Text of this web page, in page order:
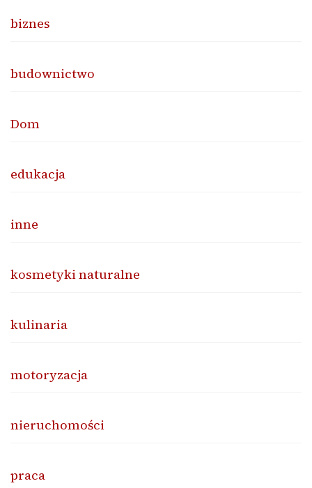
biznes
budownictwo
Dom
edukacja
inne
kosmetyki naturalne
kulinaria
motoryzacja
nieruchomości
praca